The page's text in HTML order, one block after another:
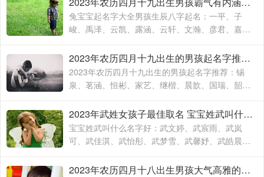
兔宝宝起名字大全男孩生辰八字起名：一平、子
峻、禹泽、云凯、露涵、云轩、文瀚、彦君、嘉
林、霄云、子栋、亦心、梓玉、洛伊、宸溪、浩
明、沐一、浚泽、智豪、鑫磊
2023年农历四月十九出生的男孩起名字推荐 兔年男孩名字2023年名字大全
2023年农历四月十九出生的男孩起名字推荐：锡
泉、茗涵、恒彬、家艺、继楷、晨歆、国瑞、韶
涵、融淳、道明、一惟、智铭、佳洛、奕谨、君
然、明杨、冠泽、晓锋、
2023年武姓女孩子最佳取名 宝宝姓武叫什么名字好
宝宝姓武叫什么名字好：武文婷、武宸雨、武岚
可、武佳淇、武怡彤、武梦雪、武馨妤、武皓晨、
武楚妍、武子懿、武宸羽、武思敏、武梓榆、武思
诺、武奕君、武涵雨、武
2023年农历四月十八出生男孩大气高雅的名字 2023年男孩姓名大全